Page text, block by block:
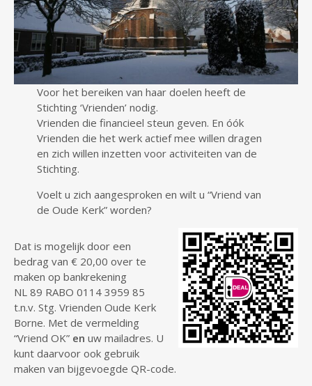
Voor het bereiken van haar doelen heeft de
Stichting ‘Vrienden’ nodig.
Vrienden die financieel steun geven. En óók
Vrienden die het werk actief mee willen dragen
en zich willen inzetten voor activiteiten van de
Stichting.
Voelt u zich aangesproken en wilt u “Vriend van
de Oude Kerk” worden?
Dat is mogelijk door een
bedrag van € 20,00 over te
maken op bankrekening
NL 89 RABO 0114 3959 85
t.n.v. Stg. Vrienden Oude Kerk
Borne. Met de vermelding
“Vriend OK” en uw mailadres. U
kunt daarvoor ook gebruik
maken van bijgevoegde QR-code.